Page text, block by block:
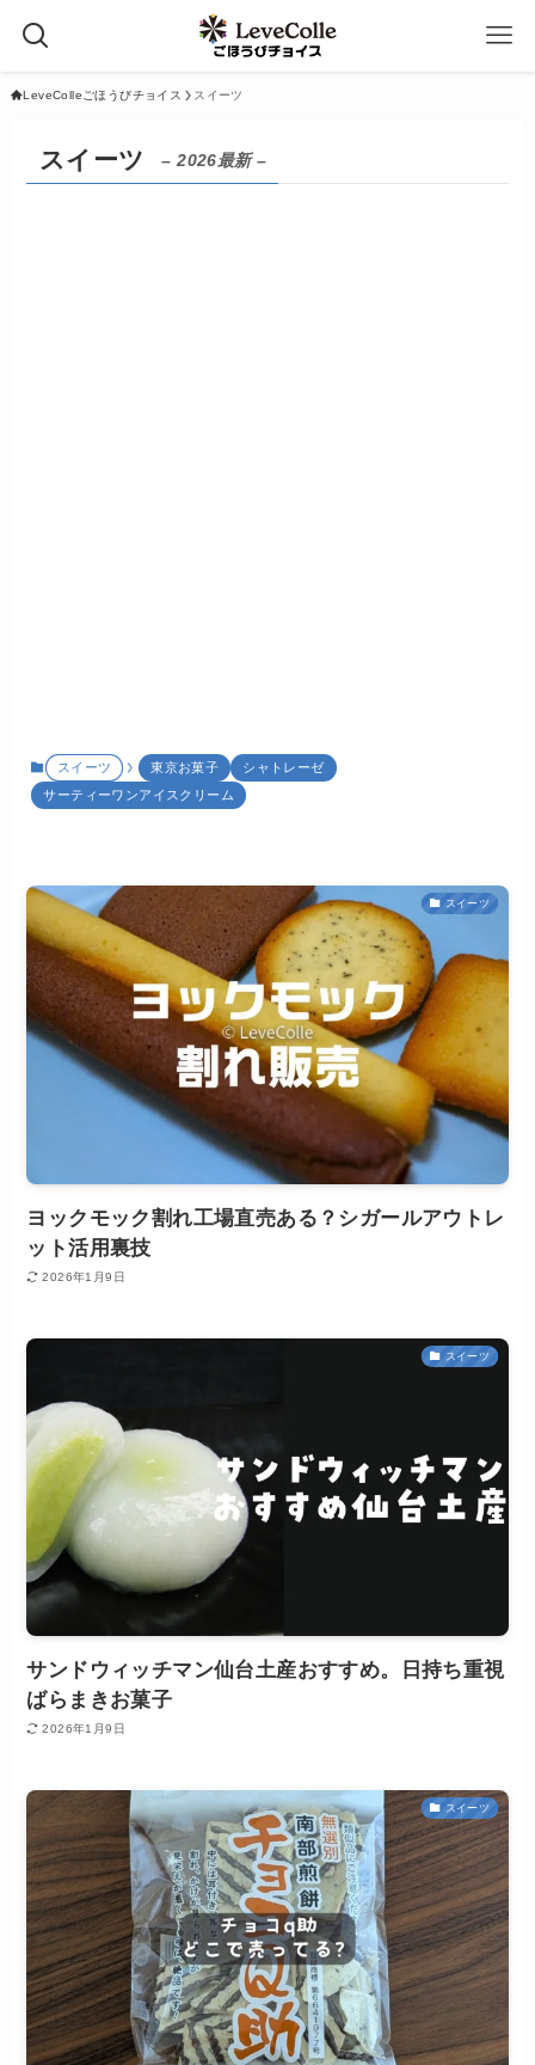
LeveColleごほうびチョイス スイーツ
スイーツ – 2026最新 –
スイーツ 東京お菓子
シャトレーゼ
サーティーワンアイスクリーム
スイーツ
ヨックモック割れ工場直売ある？シガールアウトレ
ット活用裏技
2026年1月9日
スイーツ
サンドウィッチマン仙台土産おすすめ。日持ち重視
ばらまきお菓子
2026年1月9日
スイーツ